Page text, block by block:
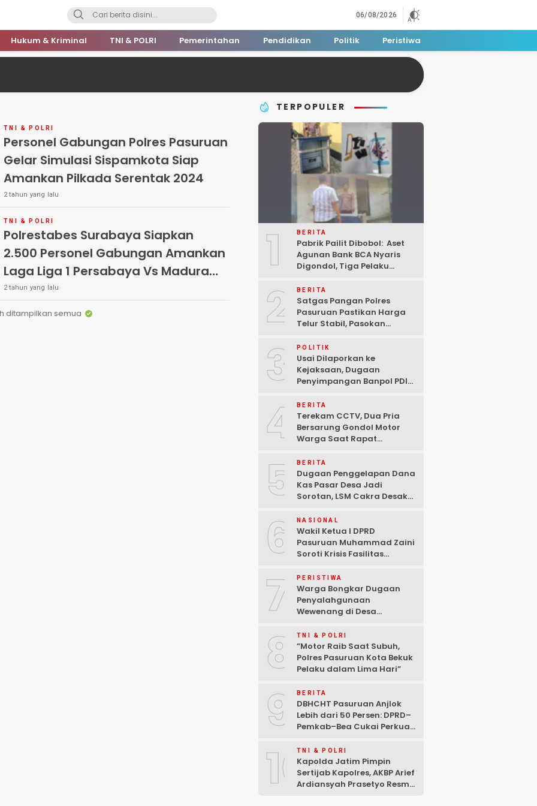
06/08/2026
Hukum & Kriminal TNI & POLRI Pemerintahan Pendidikan Politik Peristiwa
TNI & POLRI
Personel Gabungan Polres Pasuruan
Gelar Simulasi Sispamkota Siap
Amankan Pilkada Serentak 2024
2 tahun yang lalu
TNI & POLRI
Polrestabes Surabaya Siapkan
2.500 Personel Gabungan Amankan
Laga Liga 1 Persabaya Vs Madura
United
2 tahun yang lalu
ditampilkan semua
TERPOPULER
1 BERITA
Pabrik Pailit Dibobol: Aset
Agunan Bank BCA Nyaris
Digondol, Tiga Pelaku
Pasuruan
2 BERITA
Satgas Pangan Polres
Pasuruan Pastikan Harga
Telur Stabil, Pasokan
Kekhawatiran Fluktuasi
3 POLITIK
Usai Dilaporkan ke
Kejaksaan, Dugaan
Penyimpangan Banpol PDIP
Tuntas “6 Eks Ketua PAC
Cabut Laporan”
4 BERITA
Terekam CCTV, Dua Pria
Bersarung Gondol Motor
Warga Saat Rapat
5 BERITA
Dugaan Penggelapan Dana
Kas Pasar Desa Jadi
Sorotan, LSM Cakra Desak
6 NASIONAL
Wakil Ketua I DPRD
Pasuruan Muhammad Zaini
Soroti Krisis Fasilitas
Anggaran
7 PERISTIWA
Warga Bongkar Dugaan
Penyalahgunaan
Wewenang di Desa
Mencuat
8 TNI & POLRI
‎”Motor Raib Saat Subuh,
Polres Pasuruan Kota Bekuk
Pelaku dalam Lima Hari” ‎
9 BERITA
DBHCHT Pasuruan Anjlok
Lebih dari 50 Persen: DPRD–
Pemkab–Bea Cukai Perkuat
Rokok Ilegal
10TNI & POLRI
Kapolda Jatim Pimpin
Sertijab Kapolres, AKBP Arief
Ardiansyah Prasetyo Resmi